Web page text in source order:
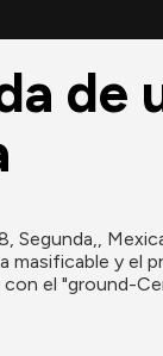
de
Segunda,,
masificable y
el "ground-